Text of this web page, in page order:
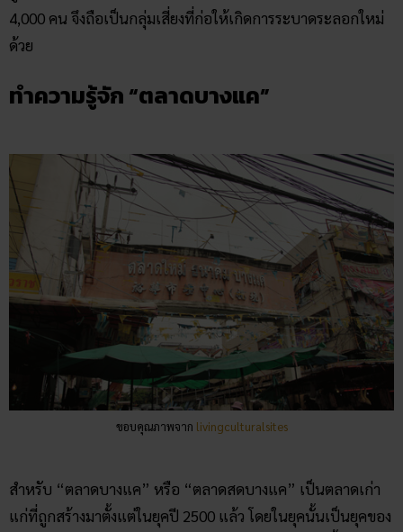
4,000 คน จึงถือเป็นกลุ่มเสี่ยงที่ก่อให้เกิดการระบาดระลอกใหม่
ด้วย
ทำความรู้จัก “ตลาดบางแค”
ขอบคุณภาพจาก livingculturalsites
สำหรับ “ตลาดบางแค” หรือ “ตลาดสดบางแค” เป็นตลาดเก่า
แก่ที่ถูกสร้างมาตั้งแต่ในยุคปี 2500 แล้ว โดยในยุคนั้นเป็นยุคของ